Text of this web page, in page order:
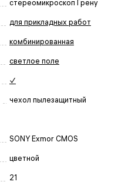
стереомикроскоп Грену
для прикладных работ
комбинированная
светлое поле
✓
чехол пылезащитный
SONY Exmor CMOS
цветной
21